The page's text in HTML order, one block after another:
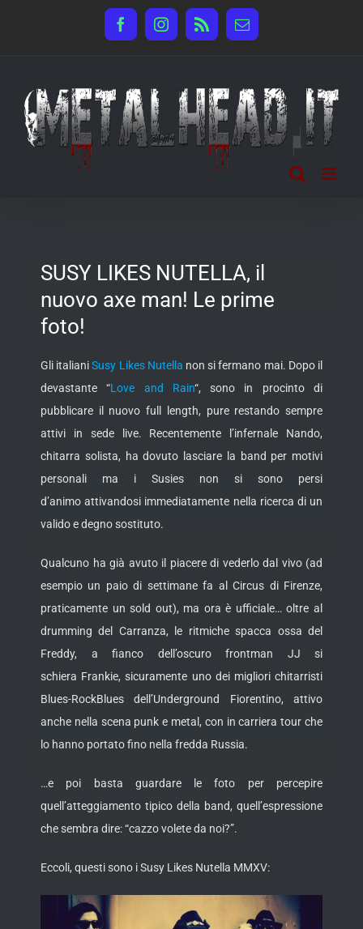
FacebookInstagram
Rss Email
SUSY LIKES NUTELLA, il
nuovo axe man! Le prime
foto!
Gli italianiSusy Likes Nutella non si fermano mai. Dopo il
devastante “Love and Rain“, sono in procinto di
pubblicare il nuovo full length, pure restando sempre
attivi in sede live. Recentemente l’infernale Nando,
chitarra solista, ha dovuto lasciare la band per motivi
personali ma i Susies non si sono persi
d’animo attivandosi immediatamente nella ricerca di un
valido e degno sostituto.
Qualcuno ha già avuto il piacere di vederlo dal vivo (ad
esempio un paio di settimane fa al Circus di Firenze,
praticamente un sold out), ma ora è ufficiale… oltre al
drumming del Carranza, le ritmiche spacca ossa del
Freddy, a fianco dell’oscuro frontman JJ si
schiera Frankie, sicuramente uno dei migliori chitarristi
Blues-RockBlues dell’Underground Fiorentino, attivo
anche nella scena punk e metal, con in carriera tour che
lo hanno portato fino nella fredda Russia.
…e poi basta guardare le foto per percepire
quell’atteggiamento tipico della band, quell’espressione
che sembra dire: “cazzo volete da noi?”.
Eccoli, questi sono i Susy Likes Nutella MMXV: